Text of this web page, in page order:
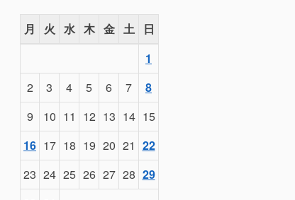
月 火 水 木 金 土
日
1
2
3 4 5 6 7
8
9
10 11 12 13 14 15
16 17 18 19 20 21 22
23 24 25 26 27 28 29